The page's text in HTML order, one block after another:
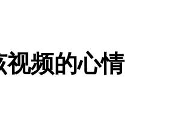
视频的心情